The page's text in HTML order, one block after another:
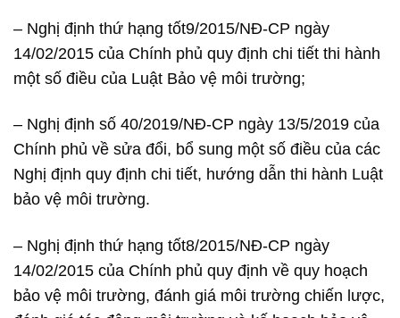
– Nghị định thứ hạng tốt9/2015/NĐ-CP ngày
14/02/2015 của Chính phủ quy định chi tiết thi hành
một số điều của Luật Bảo vệ môi trường;
– Nghị định số 40/2019/NĐ-CP ngày 13/5/2019 của
Chính phủ về sửa đổi, bổ sung một số điều của các
Nghị định quy định chi tiết, hướng dẫn thi hành Luật
bảo vệ môi trường.
– Nghị định thứ hạng tốt8/2015/NĐ-CP ngày
14/02/2015 của Chính phủ quy định về quy hoạch
bảo vệ môi trường, đánh giá môi trường chiến lược,